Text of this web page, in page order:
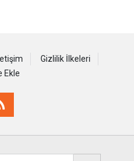
Gizlilik İlkeleri
Ekle